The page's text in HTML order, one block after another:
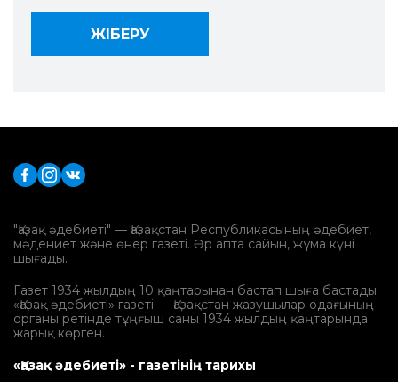
"Қазақ әдебиеті" — Қазақстан Республикасының әдебиет,
мәдениет және өнер газеті. Әр апта сайын, жұма күні
шығады.
Газет 1934 жылдың 10 қаңтарынан бастап шыға бастады.
«Қазақ әдебиеті» газеті — Қазақстан жазушылар одағының
органы ретінде тұңғыш саны 1934 жылдың қаңтарында
жарық көрген.
«Қазақ әдебиеті» - газетінің тарихы